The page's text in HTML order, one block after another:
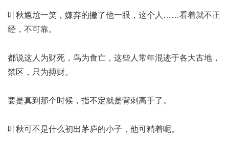
叶秋尴尬一笑，嫌弃的撇了他一眼，这个人……看着就不正
经，不可靠。
都说这人为财死，鸟为食亡，这些人常年混迹于各大古地，
禁区，只为搏财。
要是真到那个时候，指不定就是背刺高手了。
叶秋可不是什么初出茅庐的小子，他可精着呢。